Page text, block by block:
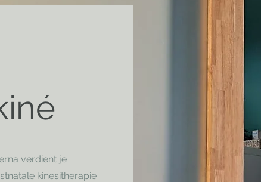
verdient je
kinesitherapie